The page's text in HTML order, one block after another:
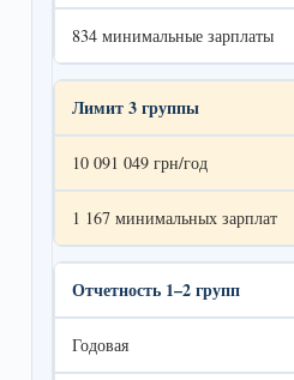
834 минимальные зарплаты
Лимит 3 группы
10 091 049 грн/год
1 167 минимальных зарплат
Отчетность 1–2 групп
Годовая